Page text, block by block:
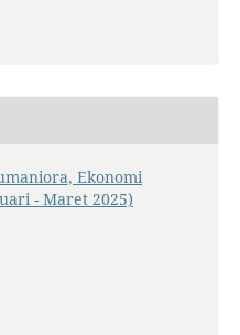
Ekonomi
- Maret 2025)